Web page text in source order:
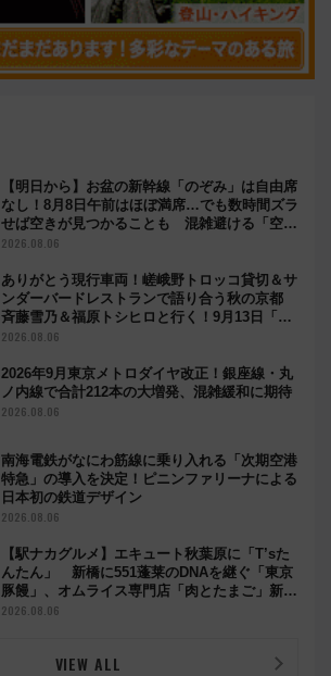
【明日から】お盆の新幹線「のぞみ」は自由席
なし！8月8日午前はほぼ満席…でも数時間ズラ
せば空きが見つかることも 混雑避ける「空
席」探しのコツ
2026.08.06
ありがとう現行車両！嵯峨野トロッコ貸切＆サ
ンダーバードレストランで語り合う秋の京都
斉藤雪乃＆福原トシヒロと行く！9月13日「京
都の鉄道満喫ツアー」開催
2026.08.06
2026年9月東京メトロダイヤ改正！銀座線・丸
ノ内線で合計212本の大増発、混雑緩和に期待
2026.08.06
南海電鉄がなにわ筋線に乗り入れる「次期空港
特急」の導入を決定！ピニンファリーナによる
日本初の鉄道デザイン
2026.08.06
【駅ナカグルメ】エキュート秋葉原に「T’sた
んたん」 新橋に551蓬莱のDNAを継ぐ「東京
豚饅」、オムライス専門店「肉とたまご」新グ
ルメ続々登場！【2026年8月】
2026.08.06
VIEW ALL